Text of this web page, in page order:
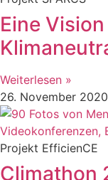
Eine
Weiterlesen »
26. November 2020
Projekt EfficienCE
Climathon